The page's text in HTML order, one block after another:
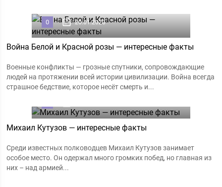
0 20.01.2020
Война Белой и Красной розы — интересные факты
Военные конфликты — грозные спутники, сопровождающие
людей на протяжении всей истории цивилизации. Война всегда
страшное бедствие, которое несёт смерть и...
Михаил Кутузов — интересные факты
Среди известных полководцев Михаил Кутузов занимает
особое место. Он одержал много громких побед, но главная из
них – над армией...